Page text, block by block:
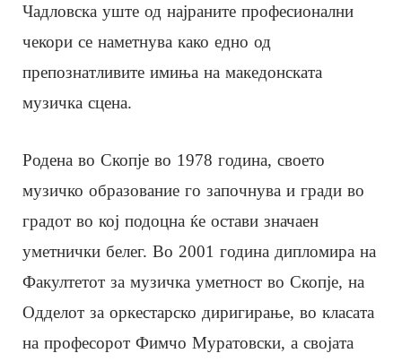
Чадловска уште од најраните професионални
чекори се наметнува како едно од
препознатливите имиња на македонската
музичка сцена.
Родена во Скопје во 1978 година, своето
музичко образование го започнува и гради во
градот во кој подоцна ќе остави значаен
уметнички белег. Во 2001 година дипломира на
Факултетот за музичка уметност во Скопје, на
Одделот за оркестарско диригирање, во класата
на професорот Фимчо Муратовски, а својата